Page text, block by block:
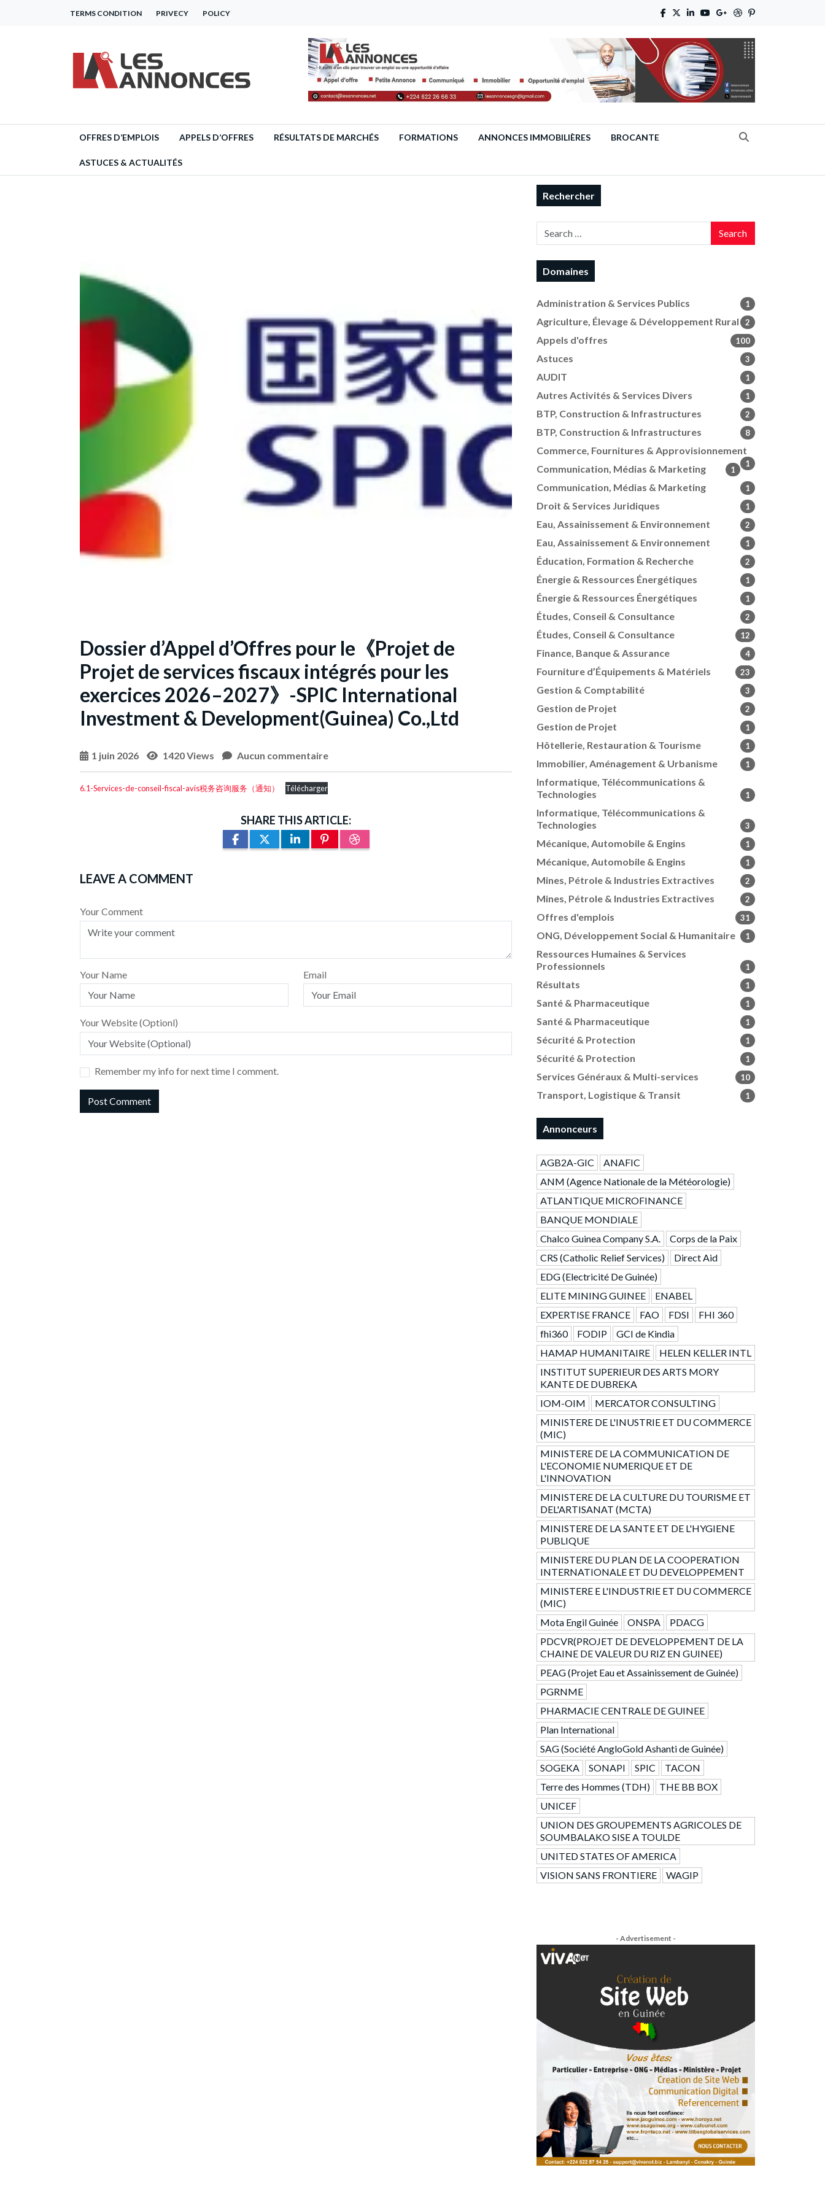
TERMS CONDITION PRIVECY POLICY
OFFRES D’EMPLOIS APPELS D’OFFRES RÉSULTATS DE MARCHÉS FORMATIONS ANNONCES IMMOBILIÈRES BROCANTE
ASTUCES & ACTUALITÉS
Dossier d’Appel d’Offres pour le《Projet de
Projet de services fiscaux intégrés pour les
exercices 2026–2027》-SPIC International
Investment & Development(Guinea) Co.,Ltd
1 juin 2026 1420 Views Aucun commentaire
6.1-Services-de-conseil-fiscal-avis税务咨询服务（通知） Télécharger
SHARE THIS ARTICLE:
LEAVE A COMMENT
Your Comment
Your Name Email
Your Website (Optionl)
Remember my info for next time I comment.
Rechercher
Search
Domaines
Administration & Services Publics 1
Agriculture, Élevage & Développement Rural 2
Appels d'offres 100
Astuces 3
AUDIT 1
Autres Activités & Services Divers 1
BTP, Construction & Infrastructures 2
BTP, Construction & Infrastructures 8
Commerce, Fournitures & Approvisionnement
1
Communication, Médias & Marketing 1
Communication, Médias & Marketing 1
Droit & Services Juridiques 1
Eau, Assainissement & Environnement 2
Eau, Assainissement & Environnement 1
Éducation, Formation & Recherche 2
Énergie & Ressources Énergétiques 1
Énergie & Ressources Énergétiques 1
Études, Conseil & Consultance 2
Études, Conseil & Consultance 12
Finance, Banque & Assurance 4
Fourniture d’Équipements & Matériels 23
Gestion & Comptabilité 3
Gestion de Projet 2
Gestion de Projet 1
Hôtellerie, Restauration & Tourisme 1
Immobilier, Aménagement & Urbanisme 1
Informatique, Télécommunications &
Technologies
1
Informatique, Télécommunications &
Technologies
3
Mécanique, Automobile & Engins 1
Mécanique, Automobile & Engins 1
Mines, Pétrole & Industries Extractives 2
Mines, Pétrole & Industries Extractives 2
Offres d'emplois 31
ONG, Développement Social & Humanitaire 1
Ressources Humaines & Services
Professionnels
1
Résultats 1
Santé & Pharmaceutique 1
Santé & Pharmaceutique 1
Sécurité & Protection 1
Sécurité & Protection 1
Services Généraux & Multi-services 10
Transport, Logistique & Transit 1
Annonceurs
AGB2A-GIC
ANAFIC
ANM (Agence Nationale de la Météorologie)
ATLANTIQUE MICROFINANCE
BANQUE MONDIALE
Chalco Guinea Company S.A.
Corps de la Paix
CRS (Catholic Relief Services)
Direct Aid
EDG (Electricité De Guinée)
ELITE MINING GUINEE
ENABEL
EXPERTISE FRANCE
FAO FDSI
FHI 360
fhi360
FODIP
GCI de Kindia
HAMAP HUMANITAIRE
HELEN KELLER INTL
INSTITUT SUPERIEUR DES ARTS MORY
KANTE DE DUBREKA
IOM-OIM
MERCATOR CONSULTING
MINISTERE DE L'INUSTRIE ET DU COMMERCE
(MIC)
MINISTERE DE LA COMMUNICATION DE
L'ECONOMIE NUMERIQUE ET DE
L'INNOVATION
MINISTERE DE LA CULTURE DU TOURISME ET
DEL'ARTISANAT (MCTA)
MINISTERE DE LA SANTE ET DE L'HYGIENE
PUBLIQUE
MINISTERE DU PLAN DE LA COOPERATION
INTERNATIONALE ET DU DEVELOPPEMENT
MINISTERE E L'INDUSTRIE ET DU COMMERCE
(MIC)
Mota Engil Guinée
ONSPA
PDACG
PDCVR(PROJET DE DEVELOPPEMENT DE LA
CHAINE DE VALEUR DU RIZ EN GUINEE)
PEAG (Projet Eau et Assainissement de Guinée)
PGRNME
PHARMACIE CENTRALE DE GUINEE
Plan International
SAG (Société AngloGold Ashanti de Guinée)
SOGEKA
SONAPI SPIC
TACON
Terre des Hommes (TDH)
THE BB BOX
UNICEF
UNION DES GROUPEMENTS AGRICOLES DE
SOUMBALAKO SISE A TOULDE
UNITED STATES OF AMERICA
VISION SANS FRONTIERE
WAGIP
- Advertisement -